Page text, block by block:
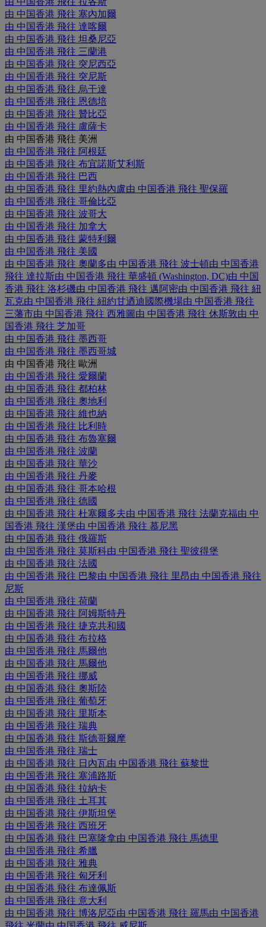
由 中国香港 飛往 塞內加爾
由 中国香港 飛往 達喀爾
由 中国香港 飛往 坦桑尼亞
由 中国香港 飛往 三蘭港
由 中国香港 飛往 突尼西亞
由 中国香港 飛往 突尼斯
由 中国香港 飛往 烏干達
由 中国香港 飛往 恩德培
由 中国香港 飛往 贊比亞
由 中国香港 飛往 盧薩卡
由 中国香港 飛往 美洲
由 中国香港 飛往 阿根廷
由 中国香港 飛往 布宜諾斯艾利斯
由 中国香港 飛往 巴西
由 中国香港 飛往 里約熱內盧由 中国香港 飛往 聖保羅
由 中国香港 飛往 哥倫比亞
由 中国香港 飛往 波哥大
由 中国香港 飛往 加拿大
由 中国香港 飛往 蒙特利爾
由 中国香港 飛往 美國
由 中国香港 飛往 奧蘭多由 中国香港 飛往 波士頓由 中国香港
飛往 達拉斯由 中国香港 飛往 華盛頓 (Washington, DC)由 中国
香港 飛往 洛杉磯由 中国香港 飛往 邁阿密由 中国香港 飛往 紐
瓦克由 中国香港 飛往 紐約甘迺迪國際機場由 中国香港 飛往
三藩市由 中国香港 飛往 西雅圖 由 中国香港 飛往 休斯敦由 中
国香港 飛往 芝加哥
由 中国香港 飛往 墨西哥
由 中国香港 飛往 墨西哥城
由 中国香港 飛往 歐洲
由 中国香港 飛往 愛爾蘭
由 中国香港 飛往 都柏林
由 中国香港 飛往 奧地利
由 中国香港 飛往 維也納
由 中国香港 飛往 比利時
由 中国香港 飛往 布魯塞爾
由 中国香港 飛往 波蘭
由 中国香港 飛往 華沙
由 中国香港 飛往 丹麥
由 中国香港 飛往 哥本哈根
由 中国香港 飛往 德國
由 中国香港 飛往 杜塞爾多夫由 中国香港 飛往 法蘭克福由 中
国香港 飛往 漢堡由 中国香港 飛往 慕尼黑
由 中国香港 飛往 俄羅斯
由 中国香港 飛往 莫斯科由 中国香港 飛往 聖彼得堡
由 中国香港 飛往 法國
由 中国香港 飛往 巴黎由 中国香港 飛往 里昂由 中国香港 飛往
尼斯
由 中国香港 飛往 荷蘭
由 中国香港 飛往 阿姆斯特丹
由 中国香港 飛往 捷克共和國
由 中国香港 飛往 布拉格
由 中国香港 飛往 馬爾他
由 中国香港 飛往 馬爾他
由 中国香港 飛往 挪威
由 中国香港 飛往 奧斯陸
由 中国香港 飛往 葡萄牙
由 中国香港 飛往 里斯本
由 中国香港 飛往 瑞典
由 中国香港 飛往 斯德哥爾摩
由 中国香港 飛往 瑞士
由 中国香港 飛往 日內瓦由 中国香港 飛往 蘇黎世
由 中国香港 飛往 塞浦路斯
由 中国香港 飛往 拉納卡
由 中国香港 飛往 土耳其
由 中国香港 飛往 伊斯坦堡
由 中国香港 飛往 西班牙
由 中国香港 飛往 巴塞隆拿由 中国香港 飛往 馬德里
由 中国香港 飛往 希臘
由 中国香港 飛往 雅典
由 中国香港 飛往 匈牙利
由 中国香港 飛往 布達佩斯
由 中国香港 飛往 意大利
由 中国香港 飛往 博洛尼亞由 中国香港 飛往 羅馬由 中国香港